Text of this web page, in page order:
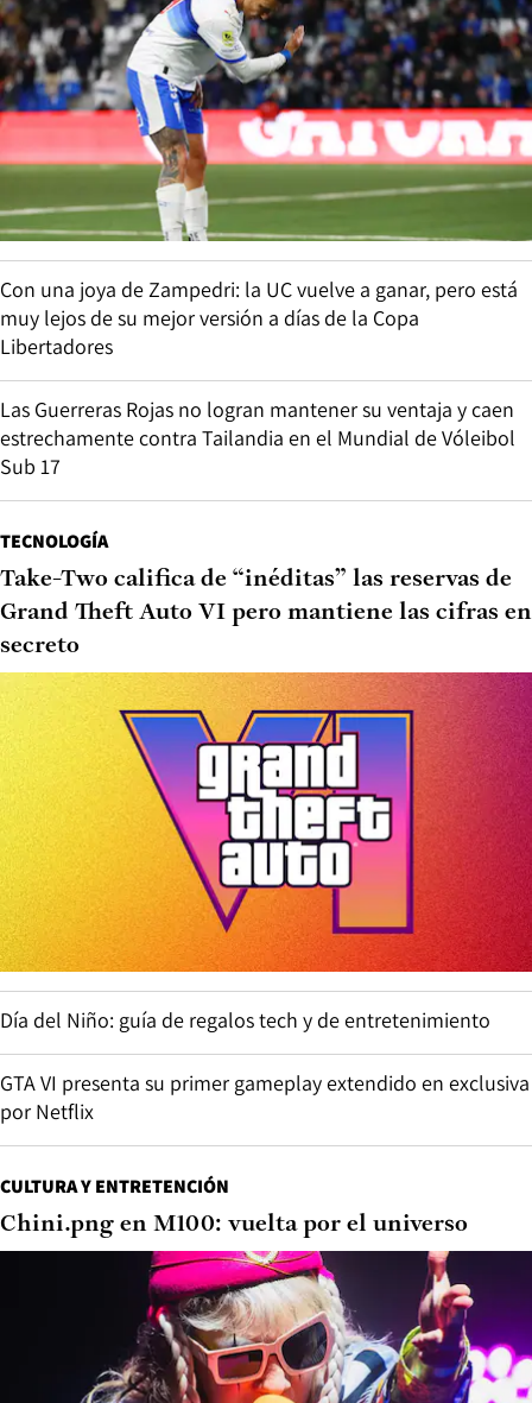
Con una joya de Zampedri: la UC vuelve a ganar, pero está
muy lejos de su mejor versión a días de la Copa
Libertadores
Las Guerreras Rojas no logran mantener su ventaja y caen
estrechamente contra Tailandia en el Mundial de Vóleibol
Sub 17
TECNOLOGÍA
Take-Two califica de “inéditas” las reservas de
Grand Theft Auto VI pero mantiene las cifras en
secreto
Día del Niño: guía de regalos tech y de entretenimiento
GTA VI presenta su primer gameplay extendido en exclusiva
por Netflix
CULTURA Y ENTRETENCIÓN
Chini.png en M100: vuelta por el universo